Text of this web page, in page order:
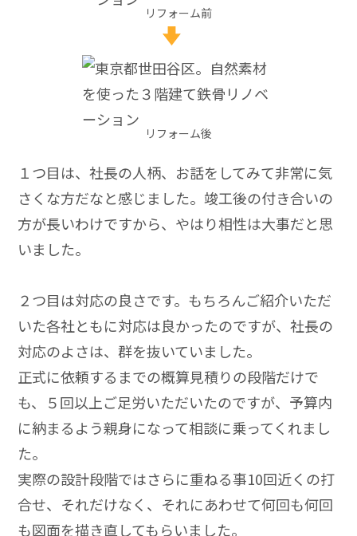
リフォーム前
リフォーム後
１つ目は、社長の人柄、お話をしてみて非常に気
さくな方だなと感じました。竣工後の付き合いの
方が長いわけですから、やはり相性は大事だと思
いました。
２つ目は対応の良さです。もちろんご紹介いただ
いた各社ともに対応は良かったのですが、社長の
対応のよさは、群を抜いていました。
正式に依頼するまでの概算見積りの段階だけで
も、５回以上ご足労いただいたのですが、予算内
に納まるよう親身になって相談に乗ってくれまし
た。
実際の設計段階ではさらに重ねる事10回近くの打
合せ、それだけなく、それにあわせて何回も何回
も図面を描き直してもらいました。